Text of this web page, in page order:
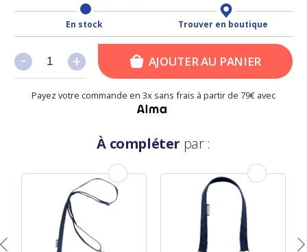
En stock Trouver en boutique
+
- +
- AJOUTER AU PANIER
Payez votre commande en 3x sans frais à partir de 79€ avec
À compléter par :